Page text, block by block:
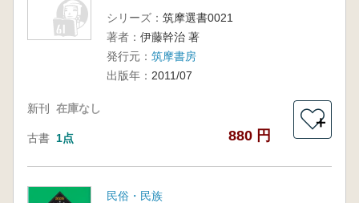
シリーズ： 筑摩選書0021
著者： 伊藤幹治 著
発行元： 筑摩書房
出版年： 2011/07
新刊 在庫なし
古書 1点 880 円
＋
民俗・民族